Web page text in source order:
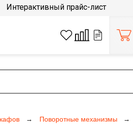
Поворотные механизмы
Интерактивный прайс-лист